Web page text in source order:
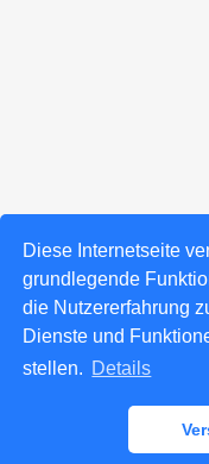
Diese Internetseite
grundlegende
die Nutzererfahrung
Dienste und
stellen. Details